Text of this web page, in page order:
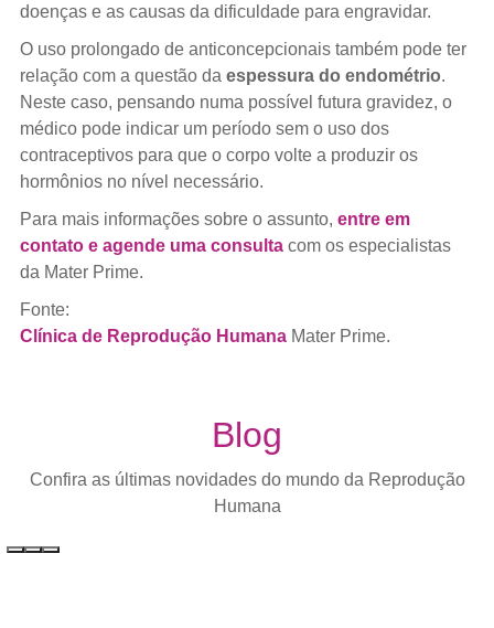
doenças e as causas da dificuldade para engravidar.
O uso prolongado de anticoncepcionais também pode ter
relação com a questão da espessura do endométrio.
Neste caso, pensando numa possível futura gravidez, o
médico pode indicar um período sem o uso dos
contraceptivos para que o corpo volte a produzir os
hormônios no nível necessário.
Para mais informações sobre o assunto, entre em
contato e agende uma consultacom os especialistas
da Mater Prime.
Fonte:
Clínica de Reprodução HumanaMater Prime.
Blog
Confira as últimas novidades do mundo da Reprodução
Humana